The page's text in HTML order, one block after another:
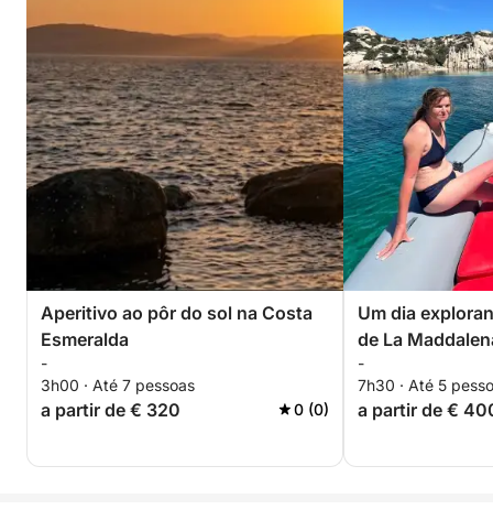
Aperitivo ao pôr do sol na Costa
Esmeralda
-
3h00 · Até 7 pessoas
a partir de € 320 0 (0)
Um dia
de La
-
7h30 · Até 5
a partir de €